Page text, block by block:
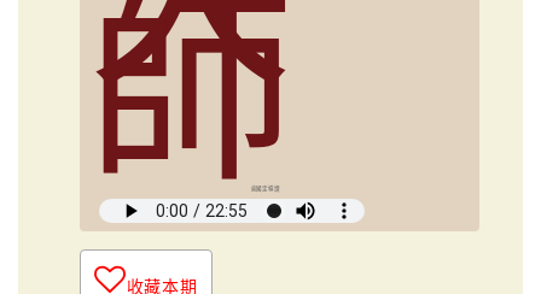
師
俞國定導讀
收藏本期